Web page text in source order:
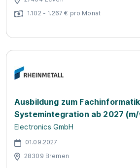
1.102 - 1.267 € pro Monat
Ausbildung zum
Systemintegration ab 2027
Electronics GmbH
01.09.2027
28309 Bremen